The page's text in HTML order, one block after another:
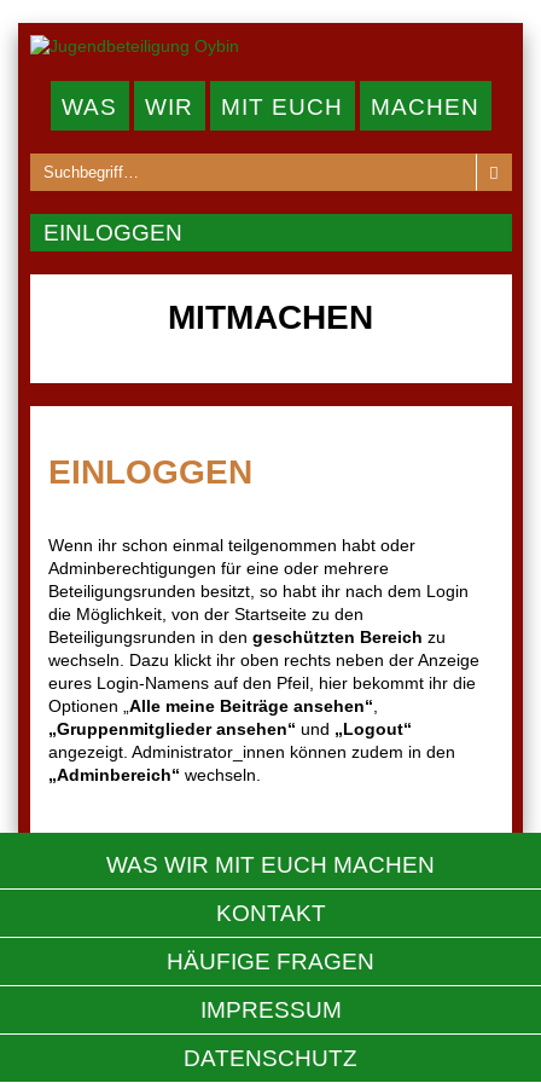
WAS WIR MIT EUCH MACHEN
EINLOGGEN
MITMACHEN
EINLOGGEN
Wenn ihr schon einmal teilgenommen habt oder
Adminberechtigungen für eine oder mehrere
Beteiligungsrunden besitzt, so habt ihr nach dem Login
die Möglichkeit, von der Startseite zu den
Beteiligungsrunden in den geschützten Bereich zu
wechseln. Dazu klickt ihr oben rechts neben der Anzeige
eures Login-Namens auf den Pfeil, hier bekommt ihr die
Optionen „ Alle meine Beiträge ansehen“
„Gruppenmitglieder ansehen“ und „Logout“
angezeigt. Administrator_innen können zudem in den
„Adminbereich“ wechseln.
WAS WIR MIT EUCH MACHEN
KONTAKT
HÄUFIGE FRAGEN
IMPRESSUM
DATENSCHUTZ